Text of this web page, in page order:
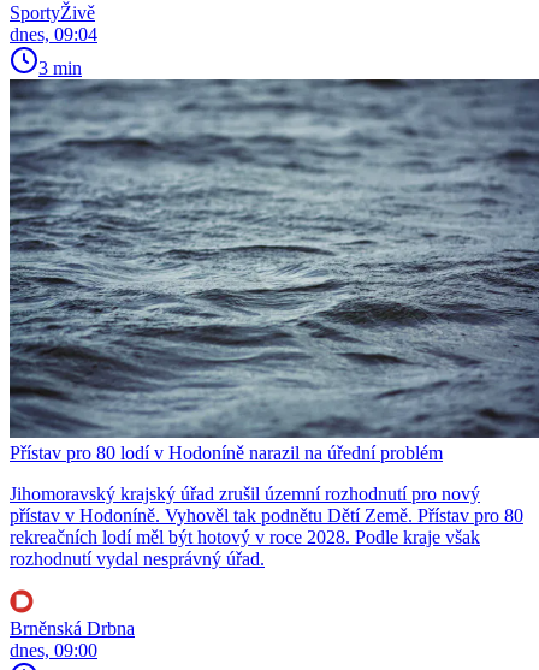
SportyŽivě
dnes, 09:04
3 min
Přístav pro 80 lodí v Hodoníně narazil na úřední problém
Jihomoravský krajský úřad zrušil územní rozhodnutí pro nový
přístav v Hodoníně. Vyhověl tak podnětu Dětí Země. Přístav pro 80
rekreačních lodí měl být hotový v roce 2028. Podle kraje však
rozhodnutí vydal nesprávný úřad.
Brněnská Drbna
dnes, 09:00